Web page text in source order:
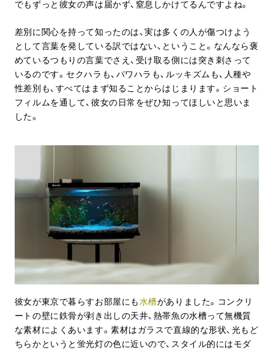
でもずっと彼女の声は届かず、窒息しかけてるんですよね。
差別に関心を持って知ったのは、実は多くの人が傷つけよう
として言葉を発している訳ではない、ということ。なんなら褒
めているつもりの言葉でさえ、受け取る側には突き刺さって
いるのです。セクハラも、パワハラも、ルッキズムも、人種や
性差別も、すべてはまず知ることからはじまります。ショート
フィルムを通して、彼女の日常をぜひ知ってほしいと思いま
した。
彼女が東京で暮らすお部屋にも水槽がありました。コンクリ
ートの壁に鉄骨が剥き出しの天井、熱帯魚の水槽って無機質
な素材によくあいます。素材はガラスで直線的な形状、光もど
ちらかというと蛍光灯の色に近いので、スタイル的にはモダ